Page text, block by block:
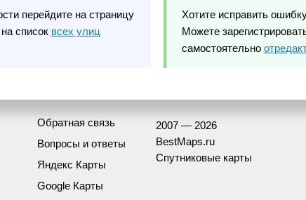
перейдите на страницу
список всех улиц
Хотите исправить
Можете
самостоятельно
Обратная связь
Вопросы и ответы
Яндекс Карты
Google Карты
2007 — 2026
BestMaps.ru
Спутниковые карты